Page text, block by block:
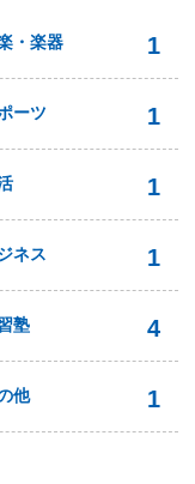
・楽器 1
ーツ 1
1
ネス 1
塾 4
他 1